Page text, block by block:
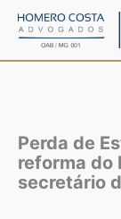
para
Perda de
reforma do
secretário